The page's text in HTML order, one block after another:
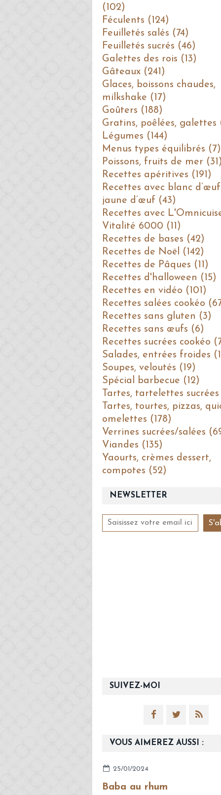
NEWSLETTER
SUIVEZ-MOI
VOUS AIMEREZ AUSSI :
25/01/2024
Baba au rhum
(102)
Féculents (124)
Feuilletés salés (74)
Feuilletés sucrés (46)
Galettes des rois (13)
Gâteaux (241)
Glaces, boissons chaudes,
milkshake (17)
Goûters (188)
Gratins, poêlées, galettes
Légumes (144)
Menus types équilibrés (7)
Poissons, fruits de mer
Recettes apéritives (191)
Recettes avec blanc
jaune d’œuf (43)
Recettes avec
Vitalité 6000 (11)
Recettes de bases (42)
Recettes de Noël (142)
Recettes de Pâques (11)
Recettes d'halloween (15)
Recettes en vidéo (101)
Recettes salées cookéo
Recettes sans gluten (3)
Recettes sans œufs (6)
Recettes sucrées cookéo
Salades, entrées froides
Soupes, veloutés (19)
Spécial barbecue (12)
Tartes, tartelettes sucrées
Tartes, tourtes, pizzas,
omelettes (178)
Verrines sucrées/salées
Viandes (135)
Yaourts, crèmes dessert,
compotes (52)